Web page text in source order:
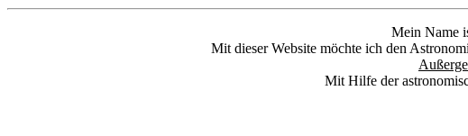
Mein Name
Mit dieser Website möchte ich den
Mit Hilfe der